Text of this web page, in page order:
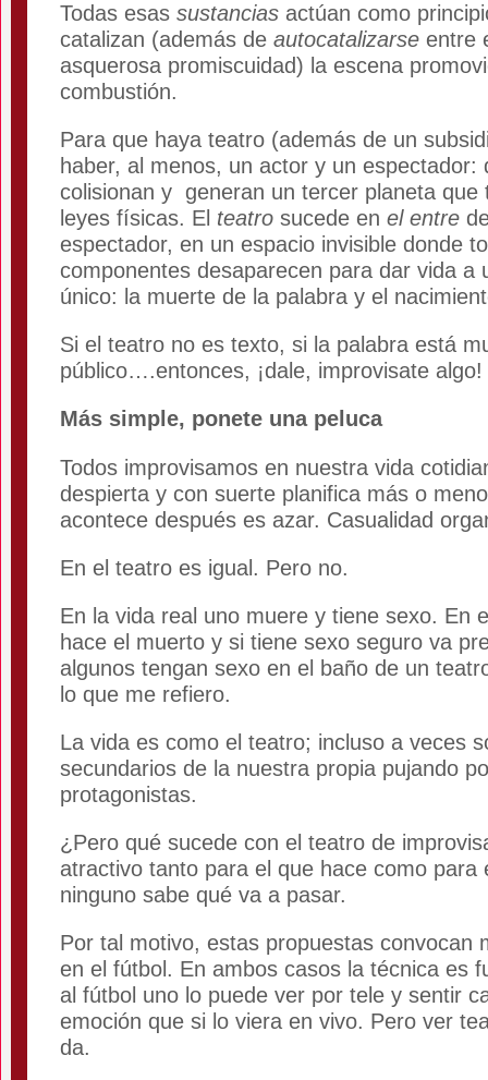
Todas esas sustancias actúan como
catalizan (además de autocatalizarse entre
asquerosa promiscuidad) la escena
combustión.
Para que haya teatro (además de un
haber, al menos, un actor y un espectador:
colisionan y generan un tercer planeta que
leyes físicas. El teatro sucede en el entre
espectador, en un espacio invisible donde
componentes desaparecen para dar vida a
único: la muerte de la palabra y el
Si el teatro no es texto, si la palabra está
público….entonces, ¡dale, improvisate algo!
Más simple, ponete una peluca
Todos improvisamos en nuestra vida
despierta y con suerte planifica más o
acontece después es azar. Casualidad
En el teatro es igual. Pero no.
En la vida real uno muere y tiene sexo. En
hace el muerto y si tiene sexo seguro va
algunos tengan sexo en el baño de un
lo que me refiero.
La vida es como el teatro; incluso a veces
secundarios de la nuestra propia pujando
protagonistas.
¿Pero qué sucede con el teatro de
atractivo tanto para el que hace como para
ninguno sabe qué va a pasar.
Por tal motivo, estas propuestas convocan
en el fútbol. En ambos casos la técnica es
al fútbol uno lo puede ver por tele y sentir
emoción que si lo viera en vivo. Pero ver
da.